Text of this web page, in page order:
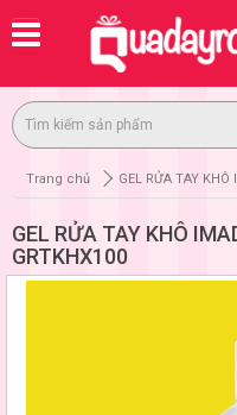
Trang chủ GEL RỬA TAY
GEL RỬA TAY KHÔ
GRTKHX100